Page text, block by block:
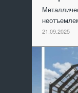
21.09.2025